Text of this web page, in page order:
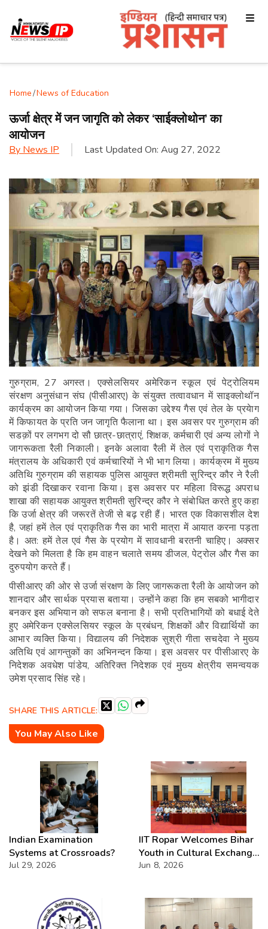
Home/News of Education
ऊर्जा क्षेत्र में जन जागृति को लेकर ‘साईक्लोथोन’ का
आयोजन
By News IP Last Updated On: Aug 27, 2022
गुरुग्राम, 27 अगस्त। एक्सेलसियर अमेरिकन स्कूल एवं पेट्रोलियम
संरक्षण अनुसंधान संघ (पीसीआरए) के संयुक्त तत्वावधान में साइक्लोथॉन
कार्यक्रम का आयोजन किया गया। जिसका उद्देश्य गैस एवं तेल के प्रयेाग
में किफायत के प्रति जन जागृति फैलाना था। इस अवसर पर गुरुग्राम की
सडक़ों पर लगभग दो सौ छात्र-छात्राएं, शिक्षक, कर्मचारी एवं अन्य लोगों ने
जागरूकता रैली निकाली। इनके अलावा रैली में तेल एवं प्राकृतिक गैस
मंत्रालय के अधिकारी एवं कर्मचारियों ने भी भाग लिया। कार्यक्रम में मुख्य
अतिथि गुरुग्राम की सहायक पुलिस आयुक्त श्रीमती सुरिन्द्र कौर ने रैली
को झंडी दिखाकर रवाना किया। इस अवसर पर महिला विरूद्ध अपराध
शाखा की सहायक आयुक्त श्रीमती सुरिन्द्र कौर ने संबोधित करते हुए कहा
कि उर्जा क्षेत्र की जरूरतें तेजी से बढ़ रही हैं। भारत एक विकासशील देश
है, जहां हमें तेल एवं प्राकृतिक गैस का भारी मात्रा में आयात करना पड़ता
है। अत: हमें तेल एवं गैस के प्रयोग में सावधानी बरतनी चाहिए। अक्सर
देखने को मिलता है कि हम वाहन चलाते समय डीजल, पेट्रोल और गैस का
दुरुपयोग करते हैं।
पीसीआरए की ओर से उर्जा संरक्षण के लिए जागरूकता रैली के आयोजन को
शानदार और सार्थक प्रयास बताया। उन्होंने कहा कि हम सबको भागीदार
बनकर इस अभियान को सफल बनाना है। सभी प्रतिभागियों को बधाई देते
हुए अमेरिकन एक्सेलसियर स्कूल के प्रबंधन, शिक्षकों और विद्यार्थियों का
आभार व्यक्ति किया। विद्यालय की निदेशक सुश्री गीता सचदेवा ने मुख्य
अतिथि एवं आगन्तुकों का अभिनन्दन किया। इस अवसर पर पीसीआरए के
निदेशक अवधेश पांडेय, अतिरिक्त निदेशक एवं मुख्य क्षेत्रीय समन्वयक
उमेश प्रसाद सिंह रहे।
SHARE THIS ARTICLE:
You May Also Like
Indian Examination
Systems at Crossroads?
Jul 29, 2026
IIT Ropar Welcomes Bihar
Youth in Cultural Exchange
Fest
Jun 8, 2026